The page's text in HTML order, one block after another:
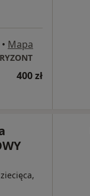
• Mapa
400 zł